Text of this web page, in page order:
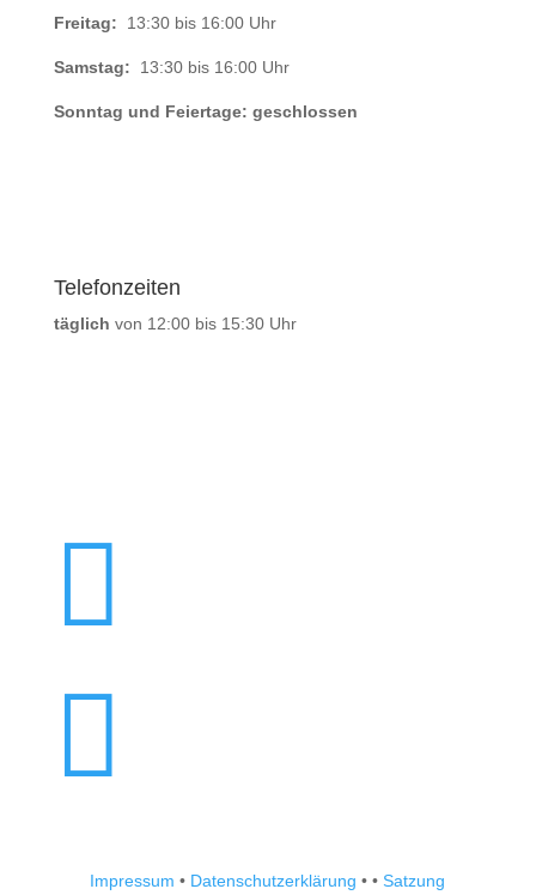
Freitag: 13:30 bis 16:00 Uhr
Samstag: 13:30 bis 16:00 Uhr
Sonntag und Feiertage: geschlossen
Telefonzeiten
täglich von 12:00 bis 15:30 Uhr


Impressum • Datenschutzerklärung ••Satzung